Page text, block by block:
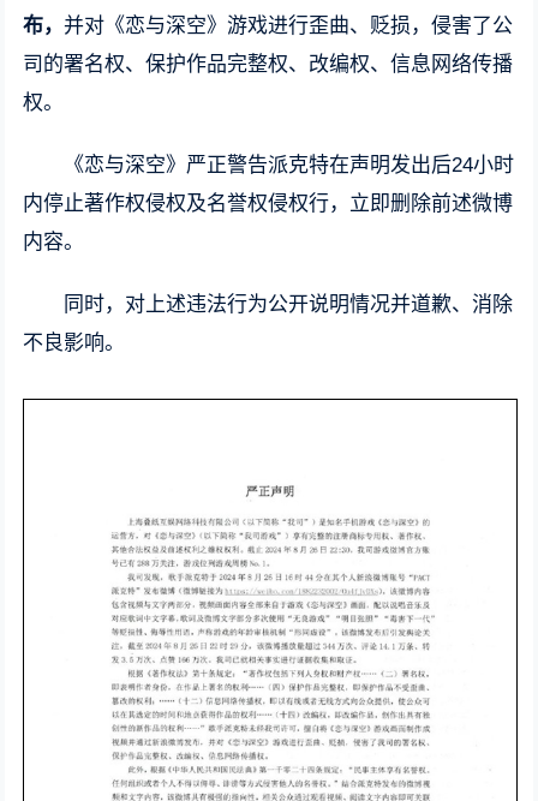
布，并对《恋与深空》游戏进行歪曲、贬损，侵害了公
司的署名权、保护作品完整权、改编权、信息网络传播
权。
《恋与深空》严正警告派克特在声明发出后24小时
内停止著作权侵权及名誉权侵权行，立即删除前述微博
内容。
同时，对上述违法行为公开说明情况并道歉、消除
不良影响。